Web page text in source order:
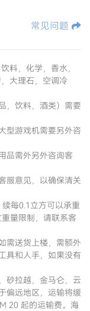
常见问题
料，化学，香水，
大理石，空调冷
，饮料，酒类）需要
型游戏机需要另外咨
品需外另外咨询客
服意见，以确保清关
每0.1立方可以承重
量限制，请联系客
需送货上楼，需额外
具和人手，如果没有
砂拉越，金马仑，云
偏远地区，运输将缓
20 起的运输费。海